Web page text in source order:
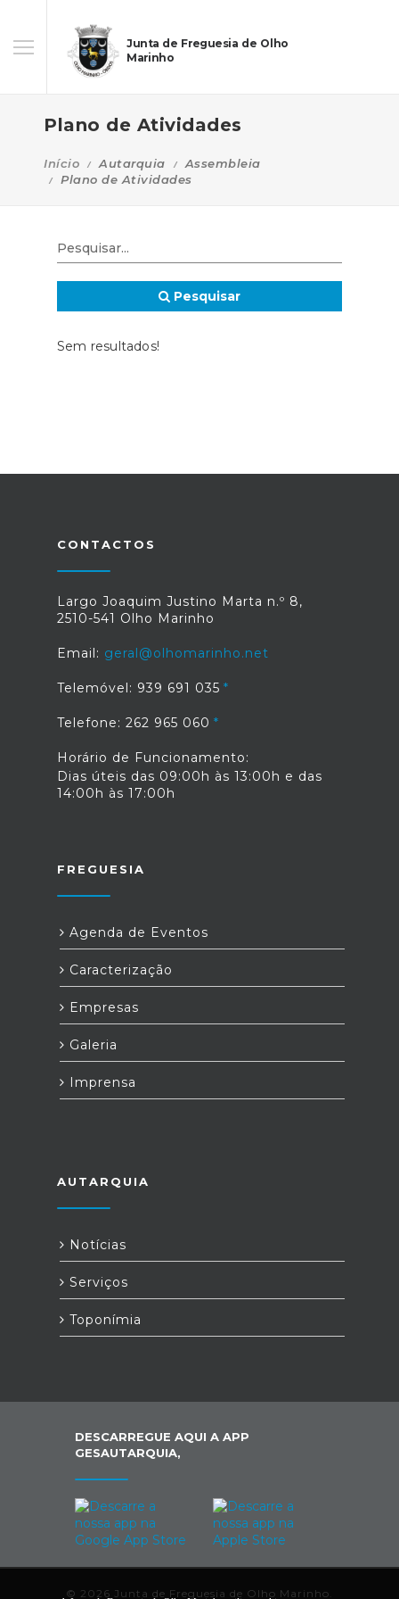
Junta de Freguesia de Olho
Marinho
Plano de Atividades
Início Autarquia
Assembleia
Plano de Atividades
Pesquisar
Sem resultados!
CONTACTOS
Largo Joaquim Justino Marta n.º 8,
2510-541 Olho Marinho
Email: geral@olhomarinho.net
Telemóvel: 939 691 035
Telefone: 262 965 060
Horário de Funcionamento:
Dias úteis das 09:00h às 13:00h e das
14:00h às 17:00h
FREGUESIA
Agenda de Eventos
Caracterização
Empresas
Galeria
Imprensa
AUTARQUIA
Notícias
Serviços
Toponímia
DESCARREGUE AQUI A APP
GESAUTARQUIA,
© 2026 Junta de Freguesia de Olho Marinho.